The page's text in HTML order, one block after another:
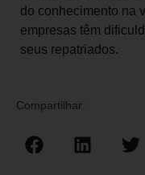
do conhecimento na
empresas têm
seus repatriados.
Compartilhar: